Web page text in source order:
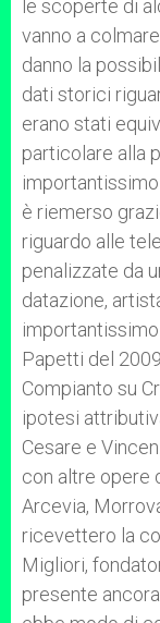
le scoperte di
vanno a
danno la
dati storici
erano stati
particolare alla
è riemerso
riguardo alle
penalizzate da
datazione,
Papetti del
Compianto su
ipotesi
Cesare e
con altre opere
Arcevia,
ricevettero la
Migliori,
presente